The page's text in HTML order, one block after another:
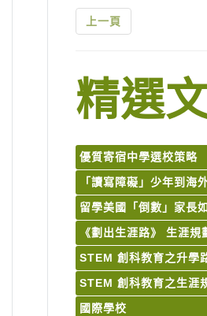
上一頁
精選
優質寄宿中學選校策略
「讀寫障礙」少年到海
留學美國「倒數」家長
《劃出生涯路》 生涯
STEM 創科教育之升學
STEM 創科教育之生涯
國際學校